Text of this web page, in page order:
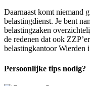
Daarnaast komt niemand
belastingdienst. Je bent
belastingzaken
de redenen dat ook
belastingkantoor Wierden
Persoonlijke tips nodig?